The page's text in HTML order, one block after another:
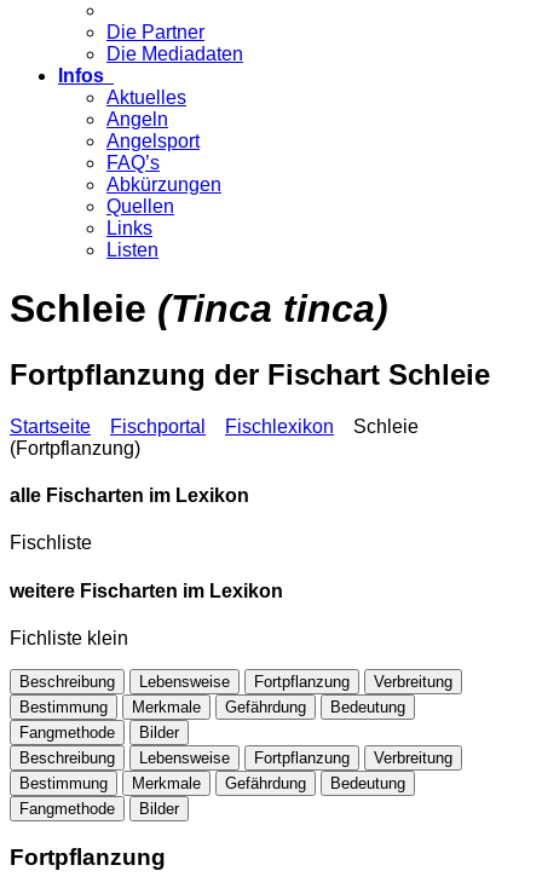
Die Partner
Die Mediadaten
Infos
Aktuelles
Angeln
Angelsport
FAQ’s
Abkürzungen
Quellen
Links
Listen
Schleie (Tinca tinca)
Fortpflanzung der Fischart Schleie
Startseite Fischportal Fischlexikon
Schleie
(Fortpflanzung)
alle Fischarten im Lexikon
Fischliste
weitere Fischarten im Lexikon
Fichliste klein
Beschreibung Lebensweise Fortpflanzung
Verbreitung
Bestimmung
Merkmale Gefährdung
Bedeutung
Fangmethode
Bilder
Beschreibung
Lebensweise Fortpflanzung
Verbreitung
Bestimmung
Merkmale Gefährdung
Bedeutung
Fangmethode
Bilder
Fortpflanzung